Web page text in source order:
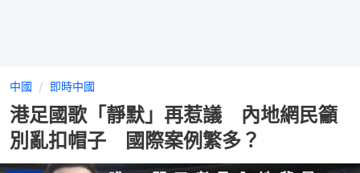
中國 即時中國
港足國歌「靜默」再惹議 內地網民籲
別亂扣帽子 國際案例繁多？